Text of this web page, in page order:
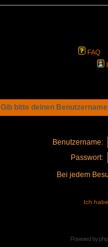
FAQ
Gib bitte deinen
Benutzername:
Passwort:
Bei jedem
Ich
Powered by